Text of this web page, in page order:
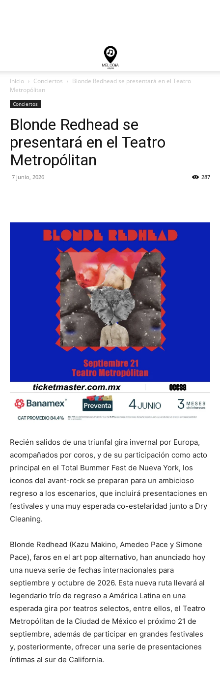
Inicio Conciertos
Blonde Redhead se presentará en el Teatro
Metropólitan
Conciertos
Blonde Redhead se
presentará en el Teatro
Metropólitan
7 junio, 2026 287
Recién salidos de una triunfal gira invernal por Europa,
acompañados por coros, y de su participación como acto
principal en el Total Bummer Fest de Nueva York, los
iconos del avant-rock se preparan para un ambicioso
regreso a los escenarios, que incluirá presentaciones en
festivales y una muy esperada co-estelaridad junto a Dry
Cleaning.
Blonde Redhead (Kazu Makino, Amedeo Pace y Simone
Pace), faros en el art pop alternativo, han anunciado hoy
una nueva serie de fechas internacionales para
septiembre y octubre de 2026. Esta nueva ruta llevará al
legendario trío de regreso a América Latina en una
esperada gira por teatros selectos, entre ellos, el Teatro
Metropólitan de la Ciudad de México el próximo 21 de
septiembre, además de participar en grandes festivales
y, posteriormente, ofrecer una serie de presentaciones
íntimas al sur de California.